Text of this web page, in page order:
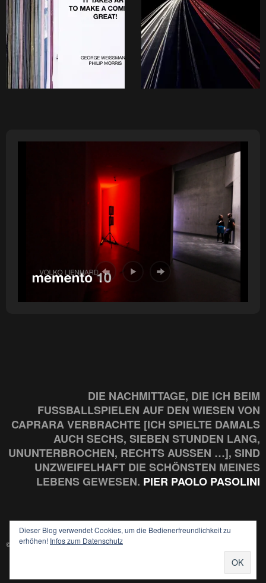
DIE NACHMITTAGE, DIE ICH BEIM
FUSSBALLSPIELEN AUF DEN WIESEN VON C
APRARA VERBRACHTE [ICH SPIELTE DAMALS A
UCH SECHS, SIEBEN STUNDEN LANG, U
NUNTERBROCHEN, RECHTS AUSSEN …], SIND UN
ZWEIFELHAFT DIE SCHÖNSTEN MEINES LE
BENS GEWESEN.
PIER PAOLO PASOLINI
© 2026 LIENHARD DRIVE
Dieser Blog verwendet Cookies, um die Bedienerfreundlichkeit zu
erhöhen! Infos zum Datenschutz